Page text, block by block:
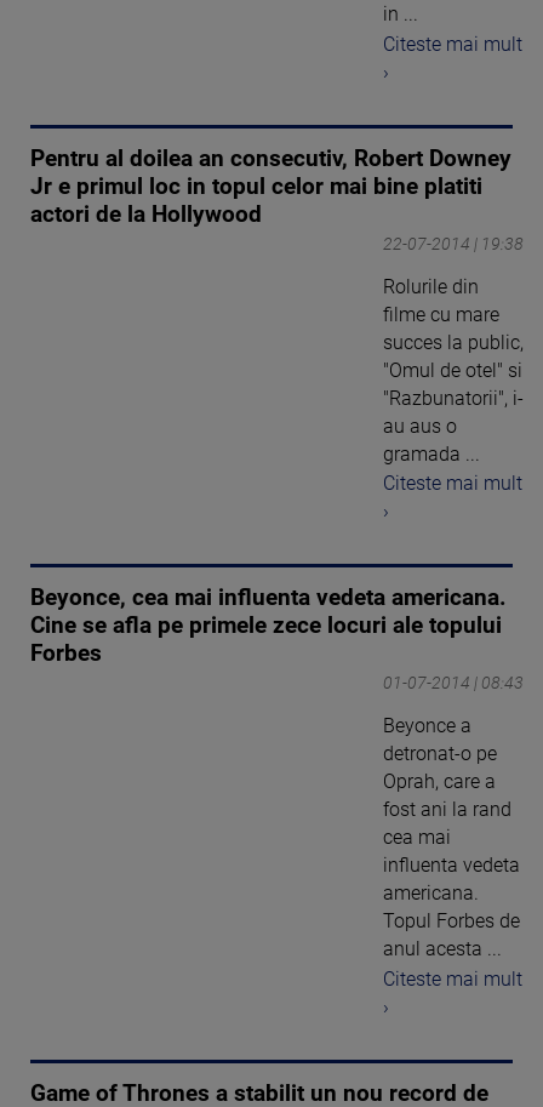
in ...
Citeste mai mult
›
Pentru al doilea an consecutiv, Robert Downey
Jr e primul loc in topul celor mai bine platiti
actori de la Hollywood
22-07-2014 | 19:38
Rolurile din
filme cu mare
succes la public,
"Omul de otel" si
"Razbunatorii", i-
au aus o
gramada ...
Citeste mai mult
›
Beyonce, cea mai influenta vedeta americana.
Cine se afla pe primele zece locuri ale topului
Forbes
01-07-2014 | 08:43
Beyonce a
detronat-o pe
Oprah, care a
fost ani la rand
cea mai
influenta vedeta
americana.
Topul Forbes de
anul acesta ...
Citeste mai mult
›
Game of Thrones a stabilit un nou record de